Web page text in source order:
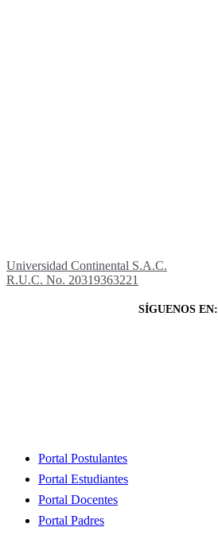
Universidad Continental S.A.C.
R.U.C. No. 20319363221
SÍGUENOS EN:
Close
Portal Postulantes
Portal Estudiantes
Portal Docentes
Portal Padres